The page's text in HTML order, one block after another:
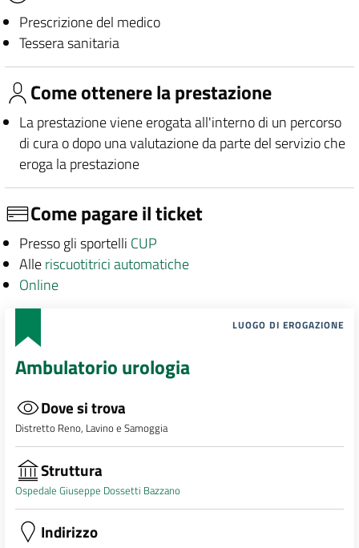
Prescrizione del medico
Tessera sanitaria
Come ottenere la prestazione
La prestazione viene erogata all'interno di un percorso
di cura o dopo una valutazione da parte del servizio che
eroga la prestazione
Come pagare il ticket
Presso gli sportelli CUP
Alleriscuotitrici automatiche
Online
LUOGO DI EROGAZIONE
Ambulatorio urologia
Dove si trova
Distretto Reno, Lavino e Samoggia
Struttura
Ospedale Giuseppe Dossetti Bazzano
Indirizzo